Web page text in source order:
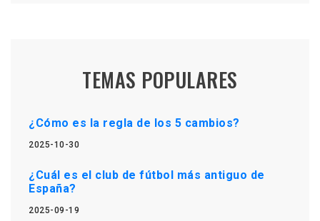
TEMAS POPULARES
¿Cómo es la regla de los 5 cambios?
2025-10-30
¿Cuál es el club de fútbol más antiguo de
España?
2025-09-19